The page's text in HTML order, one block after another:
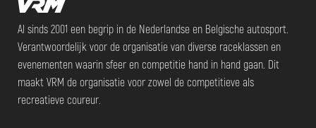
Al sinds 2001 een begrip in de Nederlandse en Belgische autosport.
Verantwoordelijk voor de organisatie van diverse raceklassen en
evenementen waarin sfeer en competitie hand in hand gaan. Dit
maakt VRM de organisatie voor zowel de competitieve als
recreatieve coureur.